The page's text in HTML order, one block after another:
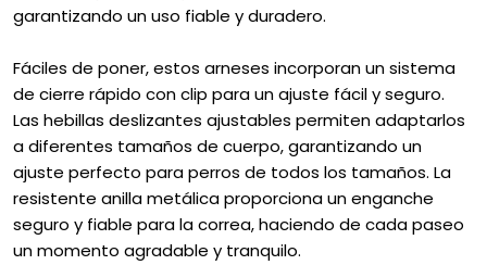
garantizando un uso fiable y duradero.
Fáciles de poner, estos arneses incorporan un sistema
de cierre rápido con clip para un ajuste fácil y seguro.
Las hebillas deslizantes ajustables permiten adaptarlos
a diferentes tamaños de cuerpo, garantizando un
ajuste perfecto para perros de todos los tamaños. La
resistente anilla metálica proporciona un enganche
seguro y fiable para la correa, haciendo de cada paseo
un momento agradable y tranquilo.